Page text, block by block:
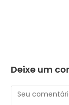
Deixe um